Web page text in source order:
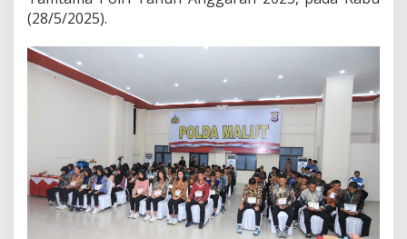
i
S
e
l
k
s
i
A
w
a
(28/5/2025).